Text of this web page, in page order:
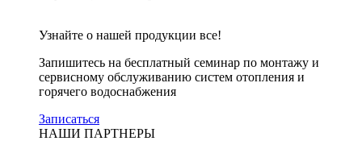
Узнайте о нашей продукции все!
Запишитесь на бесплатный семинар по монтажу и
сервисному обслуживанию систем отопления и
горячего водоснабжения
Записаться
НАШИ ПАРТНЕРЫ